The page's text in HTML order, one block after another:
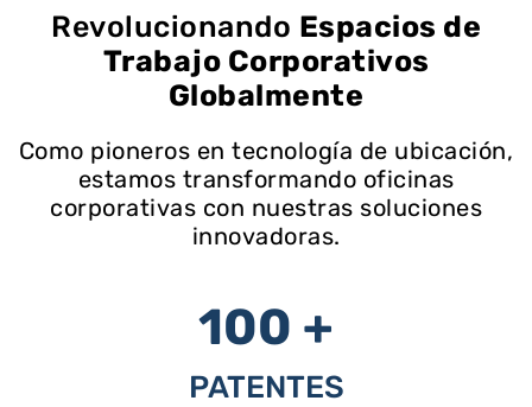
Revolucionando Espacios de
Trabajo Corporativos
Globalmente
Como pioneros en tecnología de ubicación,
estamos transformando oficinas
corporativas con nuestras soluciones
innovadoras.
100 +
PATENTES